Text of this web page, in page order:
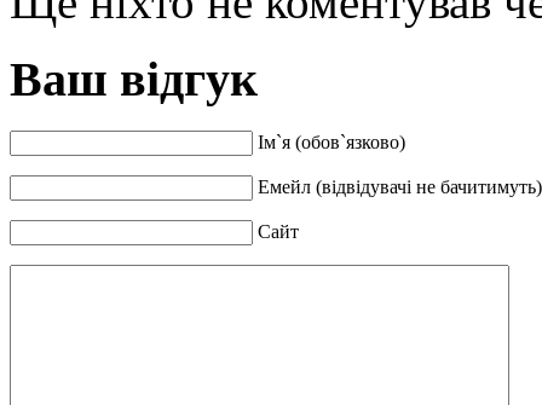
Ваш відгук
Ім`я (обов`язково)
Емейл (відвідувачі не
Сайт